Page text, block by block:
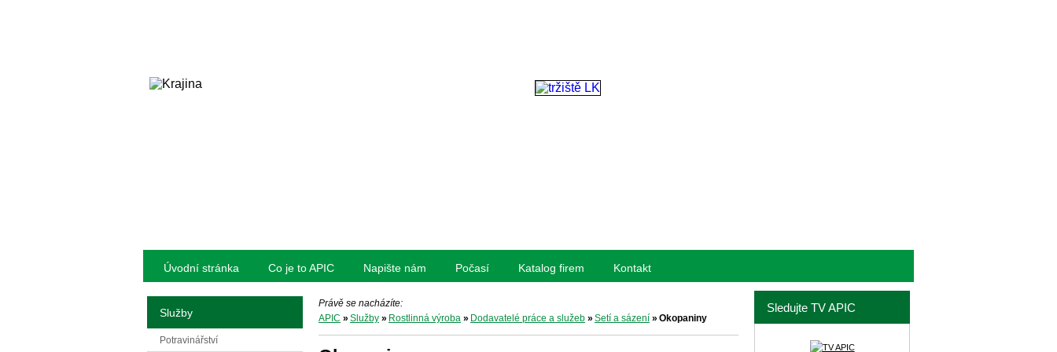
Úvodní stránka Co je to APIC Napište nám Počasí Katalog firem Kontakt
Právě se nacházíte:
APIC » Služby» Rostlinná výroba » Dodavatelé práce a služeb» Setí a sázení» Okopaniny
Služby
Potravinářství
Sledujte TV APIC